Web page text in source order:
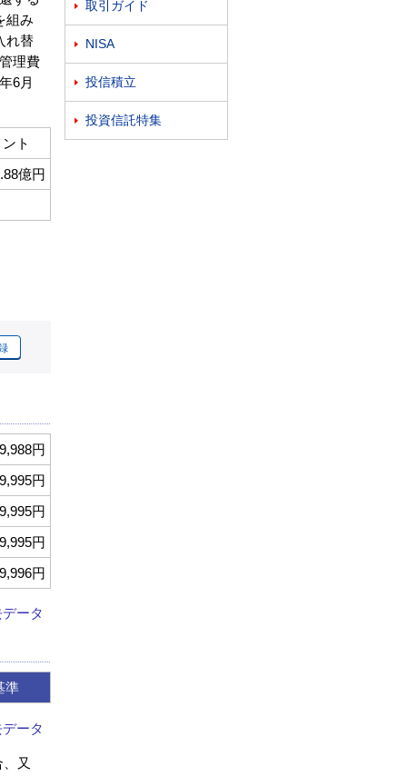
組み
れ替
理費
6月
ト
億円
9,988円
9,995円
9,995円
9,995円
9,996円
ータ
準
ータ
又
 取引ガイド
 NISA
 投信積立
 投資信託特集